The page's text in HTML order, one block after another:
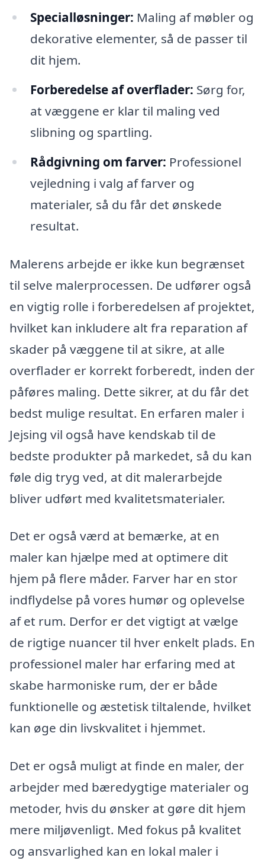
Specialløsninger: Maling af møbler og
dekorative elementer, så de passer til
dit hjem.
Forberedelse af overflader: Sørg for,
at væggene er klar til maling ved
slibning og spartling.
Rådgivning om farver: Professionel
vejledning i valg af farver og
materialer, så du får det ønskede
resultat.
Malerens arbejde er ikke kun begrænset
til selve malerprocessen. De udfører også
en vigtig rolle i forberedelsen af projektet,
hvilket kan inkludere alt fra reparation af
skader på væggene til at sikre, at alle
overflader er korrekt forberedt, inden der
påføres maling. Dette sikrer, at du får det
bedst mulige resultat. En erfaren maler i
Jejsing vil også have kendskab til de
bedste produkter på markedet, så du kan
føle dig tryg ved, at dit malerarbejde
bliver udført med kvalitetsmaterialer.
Det er også værd at bemærke, at en
maler kan hjælpe med at optimere dit
hjem på flere måder. Farver har en stor
indflydelse på vores humør og oplevelse
af et rum. Derfor er det vigtigt at vælge
de rigtige nuancer til hver enkelt plads. En
professionel maler har erfaring med at
skabe harmoniske rum, der er både
funktionelle og æstetisk tiltalende, hvilket
kan øge din livskvalitet i hjemmet.
Det er også muligt at finde en maler, der
arbejder med bæredygtige materialer og
metoder, hvis du ønsker at gøre dit hjem
mere miljøvenligt. Med fokus på kvalitet
og ansvarlighed kan en lokal maler i